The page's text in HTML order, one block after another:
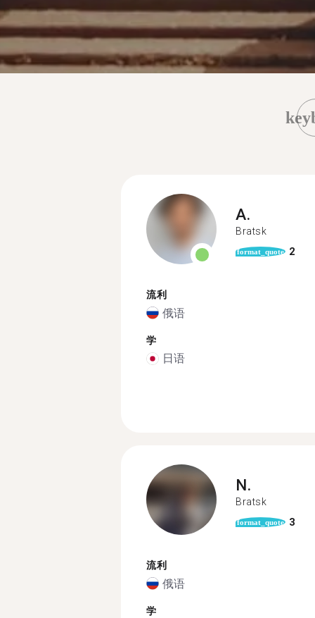
A.
Bratsk
format_quote 2
流利
俄语
学
日语
N.
Bratsk
format_quote 3
流利
俄语
学